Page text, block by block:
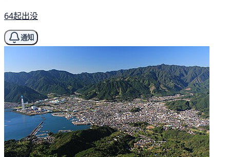
64起出没
通知